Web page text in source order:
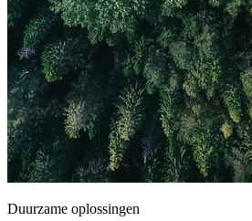
Duurzame oplossingen